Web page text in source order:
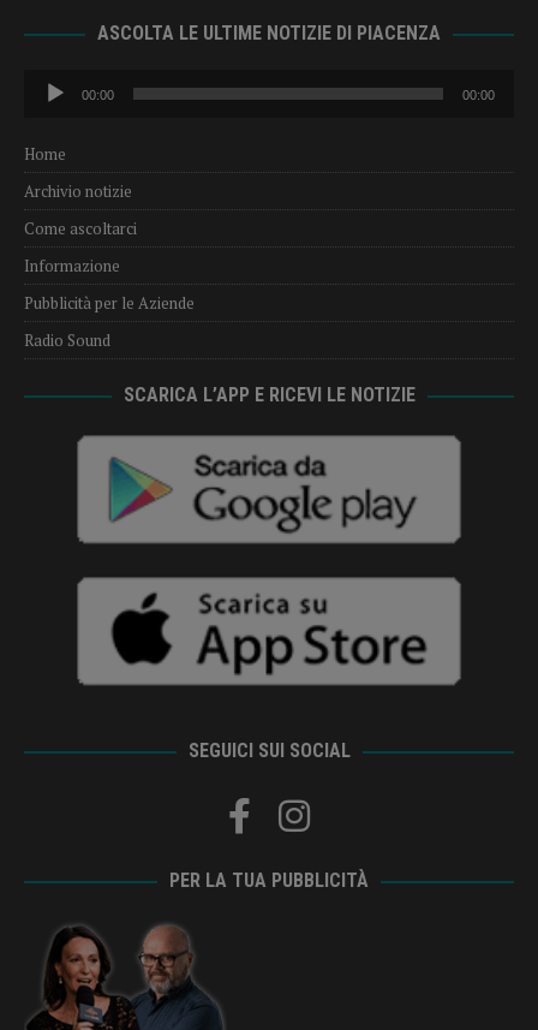
ASCOLTA LE ULTIME NOTIZIE DI PIACENZA
Audio
Player
00:00 00:00
Home
Archivio notizie
Come ascoltarci
Informazione
Pubblicità per le Aziende
Radio Sound
SCARICA L’APP E RICEVI LE NOTIZIE
SEGUICI SUI SOCIAL
PER LA TUA PUBBLICITÀ